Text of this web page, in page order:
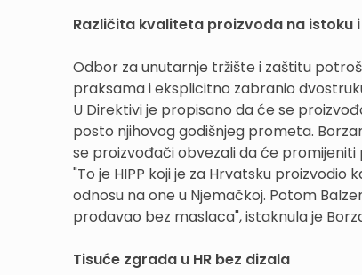
Različita kvaliteta proizvoda na istoku i
Odbor za unutarnje tržište i zaštitu
praksama i eksplicitno zabranio
U Direktivi je propisano da će se
posto njihovog godišnjeg prometa.
se proizvođači obvezali da će promijeniti
"To je HIPP koji je za Hrvatsku
odnosu na one u Njemačkoj. Potom
prodavao bez maslaca", istaknula je
Tisuće zgrada u HR bez dizala